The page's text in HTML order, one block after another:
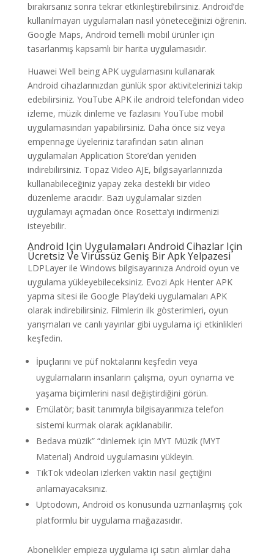
bırakırsanız sonra tekrar etkinleştirebilirsiniz. Android’de
kullanılmayan uygulamaları nasıl yöneteceğinizi öğrenin.
Google Maps, Android temelli mobil ürünler için
tasarlanmış kapsamlı bir harita uygulamasıdır.
Huawei Well being APK uygulamasını kullanarak
Android cihazlarınızdan günlük spor aktivitelerinizi takip
edebilirsiniz. YouTube APK ile android telefondan video
izleme, müzik dinleme ve fazlasını YouTube mobil
uygulamasından yapabilirsiniz. Daha önce siz veya
empennage üyeleriniz tarafından satın alınan
uygulamaları Application Store’dan yeniden
indirebilirsiniz. Topaz Video AJE, bilgisayarlarınızda
kullanabileceğiniz yapay zeka destekli bir video
düzenleme aracıdır. Bazı uygulamalar sizden
uygulamayı açmadan önce Rosetta’yı indirmenizi
isteyebilir.
Android Için Uygulamaları Android Cihazlar Için
Ücretsiz Ve Virüssüz Geniş Bir Apk Yelpazesi
LDPLayer ile Windows bilgisayarınıza Android oyun ve
uygulama yükleyebileceksiniz. Evozi Apk Henter APK
yapma sitesi ile Google Play’deki uygulamaları APK
olarak indirebilirsiniz. Filmlerin ilk gösterimleri, oyun
yarışmaları ve canlı yayınlar gibi uygulama içi etkinlikleri
keşfedin.
İpuçlarını ve püf noktalarını keşfedin veya
uygulamaların insanların çalışma, oyun oynama ve
yaşama biçimlerini nasıl değiştirdiğini görün.
Emülatör; basit tanımıyla bilgisayarımıza telefon
sistemi kurmak olarak açıklanabilir.
Bedava müzik” “dinlemek için MYT Müzik (MYT
Material) Android uygulamasını yükleyin.
TikTok videoları izlerken vaktin nasıl geçtiğini
anlamayacaksınız.
Uptodown, Android os konusunda uzmanlaşmış çok
platformlu bir uygulama mağazasıdır.
Abonelikler empieza uygulama içi satın alımlar daha